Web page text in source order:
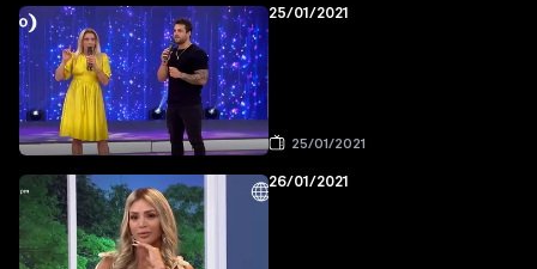
25/01/2021
25/01/2021
26/01/2021